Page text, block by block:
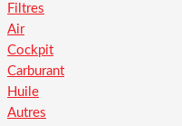
Filtres
Air
Cockpit
Carburant
Huile
Autres